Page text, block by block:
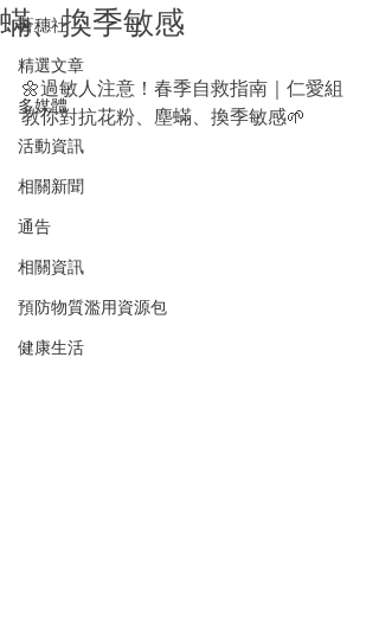
薈穗社
精選文章
多媒體
活動資訊
相關新聞
通告
相關資訊
預防物質濫用資源包
健康生活
蟎、換季敏感
🌼過敏人注意！春季自救指南｜仁愛組
教你對抗花粉、塵蟎、換季敏感🌱